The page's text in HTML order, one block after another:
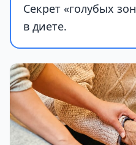
Секрет «голубых
в диете.